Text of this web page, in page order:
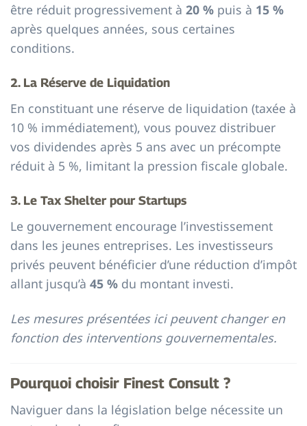
être réduit progressivement à 20 % puis à 15 %
après quelques années, sous certaines
conditions.
2. La Réserve de Liquidation
En constituant une réserve de liquidation (taxée à
10 % immédiatement), vous pouvez distribuer
vos dividendes après 5 ans avec un précompte
réduit à 5 %, limitant la pression fiscale globale.
3. Le Tax Shelter pour Startups
Le gouvernement encourage l’investissement
dans les jeunes entreprises. Les investisseurs
privés peuvent bénéficier d’une réduction d’impôt
allant jusqu’à 45 % du montant investi.
Les mesures présentées ici peuvent changer en
fonction des interventions gouvernementales.
Pourquoi choisir Finest Consult ?
Naviguer dans la législation belge nécessite un